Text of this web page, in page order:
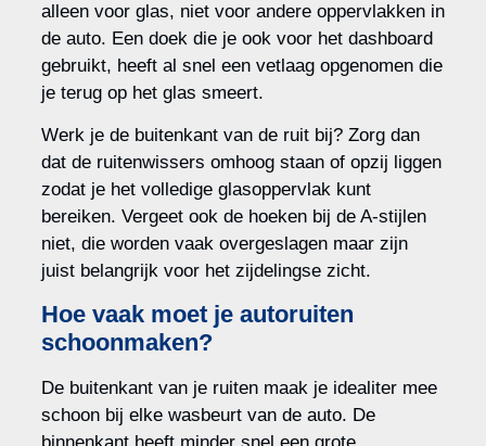
alleen voor glas, niet voor andere oppervlakken in
de auto. Een doek die je ook voor het dashboard
gebruikt, heeft al snel een vetlaag opgenomen die
je terug op het glas smeert.
Werk je de buitenkant van de ruit bij? Zorg dan
dat de ruitenwissers omhoog staan of opzij liggen
zodat je het volledige glasoppervlak kunt
bereiken. Vergeet ook de hoeken bij de A-stijlen
niet, die worden vaak overgeslagen maar zijn
juist belangrijk voor het zijdelingse zicht.
Hoe vaak moet je autoruiten
schoonmaken?
De buitenkant van je ruiten maak je idealiter mee
schoon bij elke wasbeurt van de auto. De